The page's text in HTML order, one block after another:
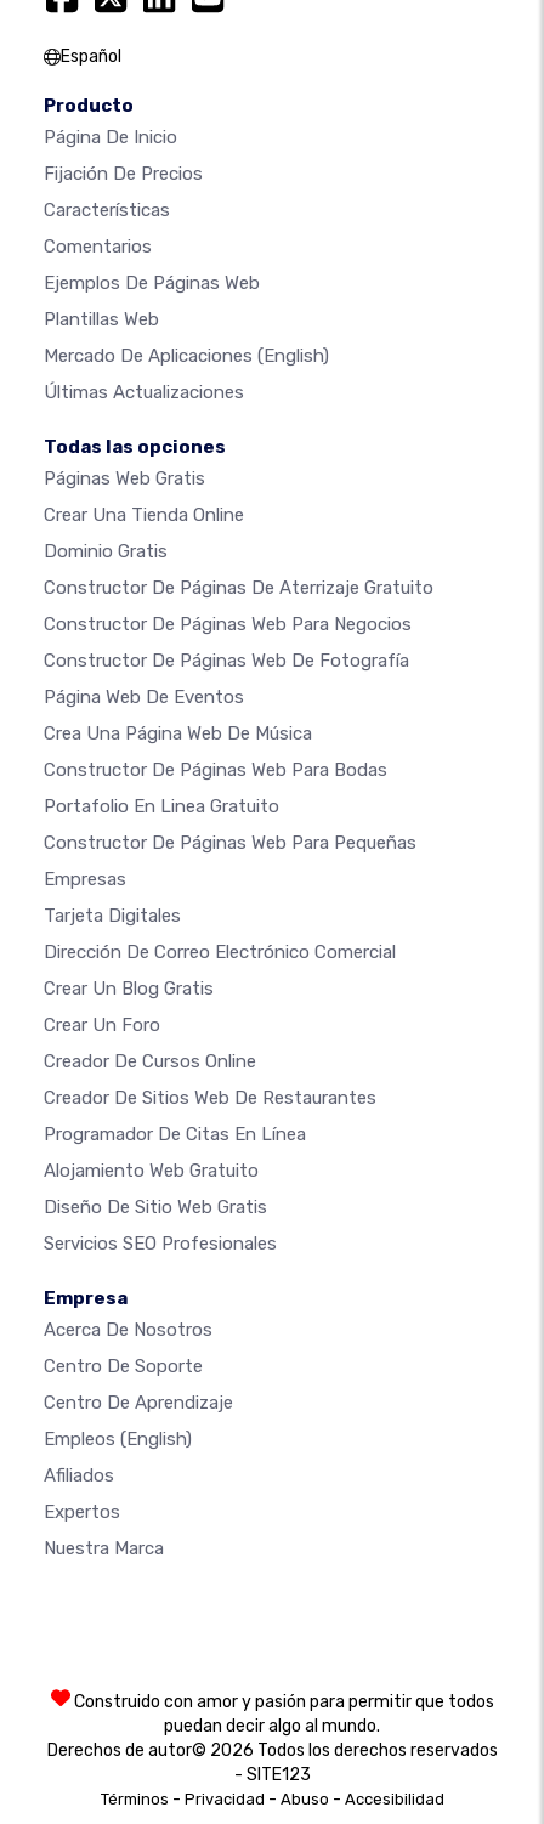
Español
Producto
Página De Inicio
Fijación De Precios
Características
Comentarios
Ejemplos De Páginas Web
Plantillas Web
Mercado De Aplicaciones (English)
Últimas Actualizaciones
Todas las opciones
Páginas Web Gratis
Crear Una Tienda Online
Dominio Gratis
Constructor De Páginas De Aterrizaje Gratuito
Constructor De Páginas Web Para Negocios
Constructor De Páginas Web De Fotografía
Página Web De Eventos
Crea Una Página Web De Música
Constructor De Páginas Web Para Bodas
Portafolio En Linea Gratuito
Constructor De Páginas Web Para Pequeñas
Empresas
Tarjeta Digitales
Dirección De Correo Electrónico Comercial
Crear Un Blog Gratis
Crear Un Foro
Creador De Cursos Online
Creador De Sitios Web De Restaurantes
Programador De Citas En Línea
Alojamiento Web Gratuito
Diseño De Sitio Web Gratis
Servicios SEO Profesionales
Empresa
Acerca De Nosotros
Centro De Soporte
Centro De Aprendizaje
Empleos (English)
Afiliados
Expertos
Nuestra Marca
Construido con amor y pasión para permitir que todos
puedan decir algo al mundo.
Derechos de autor© 2026 Todos los derechos reservados
- SITE123
Términos - Privacidad - Abuso - Accesibilidad